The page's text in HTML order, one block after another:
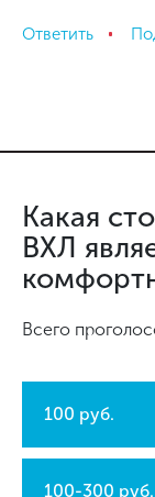
Ответить
Какая
ВХЛ
Всего
100 руб.
100-300 руб.